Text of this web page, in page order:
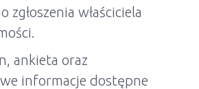
zgłoszenia właściciela
ankieta oraz
informacje dostępne